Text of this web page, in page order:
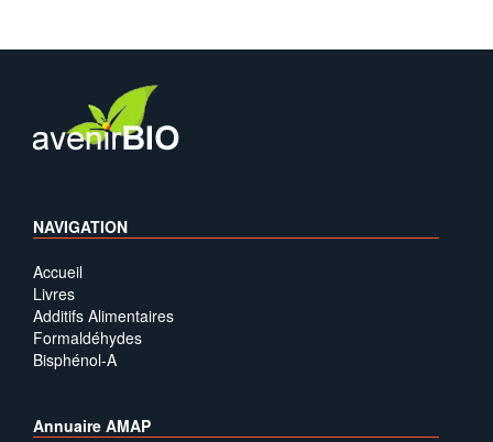
NAVIGATION
Accueil
Livres
Additifs Alimentaires
Formaldéhydes
Bisphénol-A
Annuaire AMAP